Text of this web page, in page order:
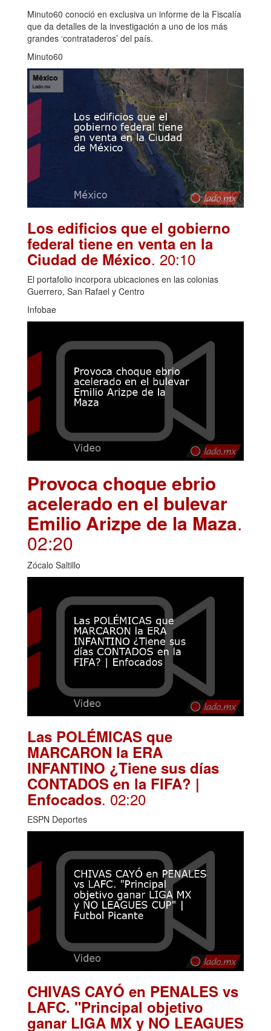
Minuto60 conoció en exclusiva un informe de la Fiscalía
que da detalles de la investigación a uno de los más
grandes ‘contrataderos’ del país.
Minuto60
Los edificios que el gobierno
federal tiene en venta en la
Ciudad de México. 20:10
El portafolio incorpora ubicaciones en las colonias
Guerrero, San Rafael y Centro
Infobae
Provoca choque ebrio
acelerado en el bulevar
Emilio Arizpe de la Maza.
02:20
Zócalo Saltillo
Las POLÉMICAS que
MARCARON la ERA
INFANTINO ¿Tiene sus días
CONTADOS en la FIFA? |
Enfocados. 02:20
ESPN Deportes
CHIVAS CAYÓ en PENALES vs
LAFC. "Principal objetivo
ganar LIGA MX y NO LEAGUES